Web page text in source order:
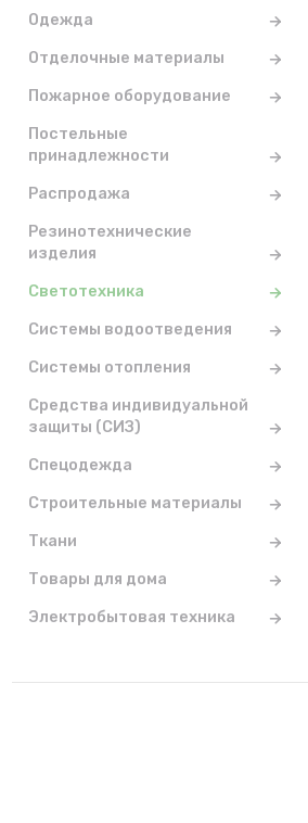
Одежда
Отделочные материалы
Пожарное оборудование
Постельные
принадлежности
Распродажа
Резинотехнические
изделия
Светотехника
Системы водоотведения
Системы отопления
Средства индивидуальной
защиты (СИЗ)
Спецодежда
Строительные материалы
Ткани
Товары для дома
Электробытовая техника